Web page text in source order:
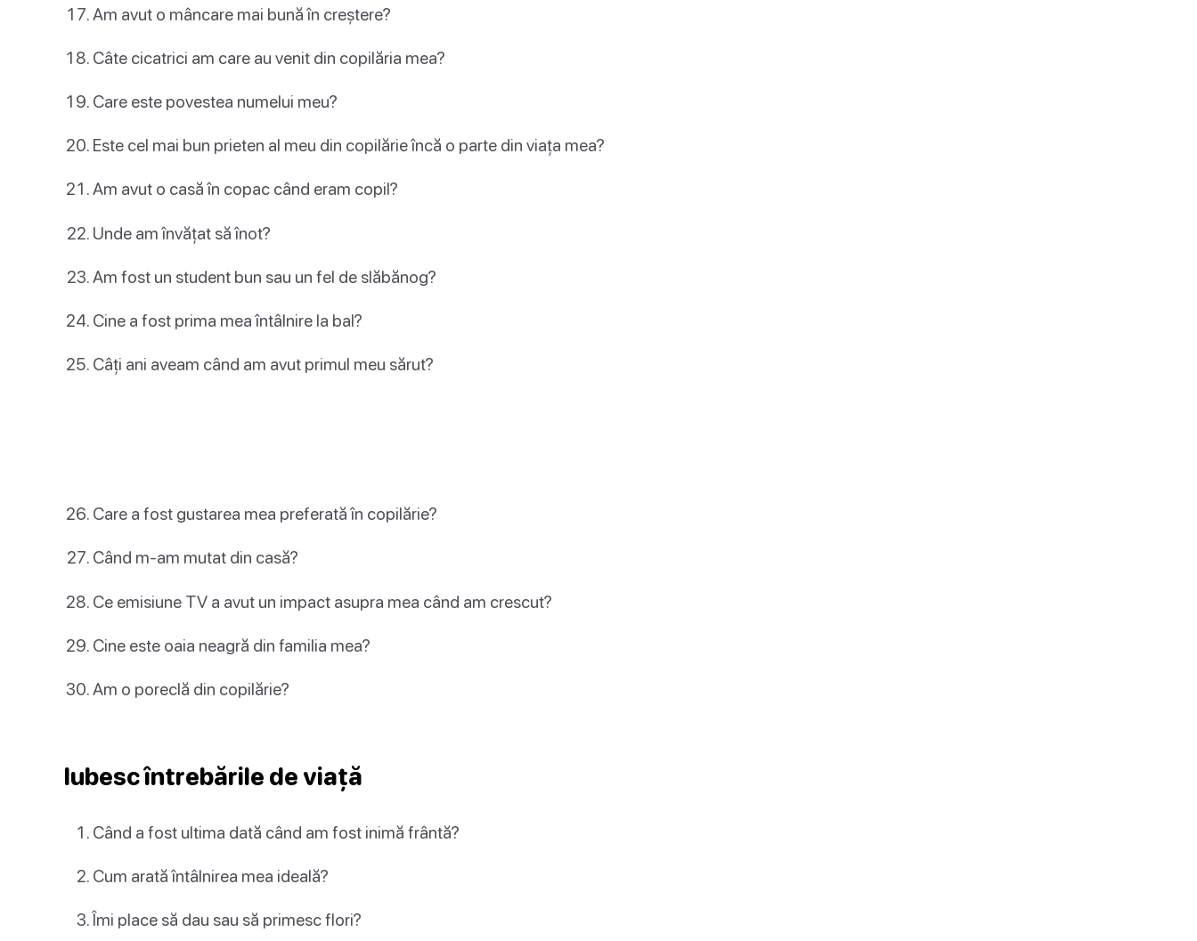
Am avut o mâncare mai bună în creștere?
Câte cicatrici am care au venit din copilăria mea?
Care este povestea numelui meu?
Este cel mai bun prieten al meu din copilărie încă o parte din viața mea?
Am avut o casă în copac când eram copil?
Unde am învățat să înot?
Am fost un student bun sau un fel de slăbănog?
Cine a fost prima mea întâlnire la bal?
Câți ani aveam când am avut primul meu sărut?
Care a fost gustarea mea preferată în copilărie?
Când m-am mutat din casă?
Ce emisiune TV a avut un impact asupra mea când am crescut?
Cine este oaia neagră din familia mea?
Am o poreclă din copilărie?
Iubesc întrebările de viață
Când a fost ultima dată când am fost inimă frântă?
Cum arată întâlnirea mea ideală?
Îmi place să dau sau să primesc flori?